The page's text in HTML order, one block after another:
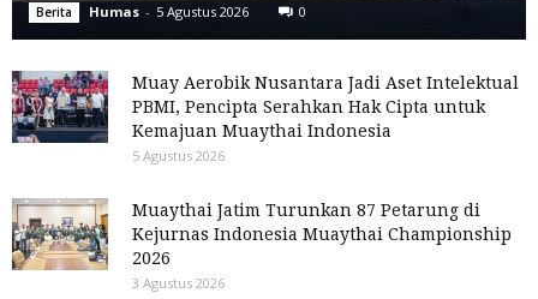
Berita Humas - 5 Agustus 2026 0
Muay Aerobik Nusantara Jadi Aset Intelektual
PBMI, Pencipta Serahkan Hak Cipta untuk
Kemajuan Muaythai Indonesia
5 Agustus 2026
Muaythai Jatim Turunkan 87 Petarung di
Kejurnas Indonesia Muaythai Championship
2026
3 Agustus 2026